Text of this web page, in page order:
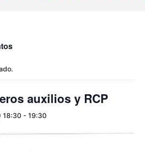
auxilios y RCP
18:30 - 19:30